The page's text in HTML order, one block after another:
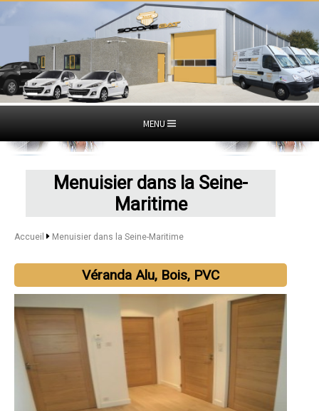
MENU
Menuisier dans la Seine-
Maritime
Accueil Menuisier dans la Seine-Maritime
Véranda Alu, Bois, PVC